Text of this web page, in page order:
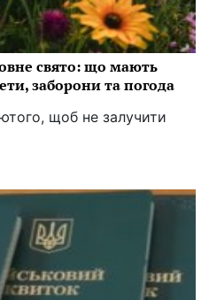
свято: що мають
заборони та погода
щоб не залучити